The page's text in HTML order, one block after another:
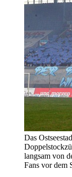
Das
langsam von
Fans vor dem